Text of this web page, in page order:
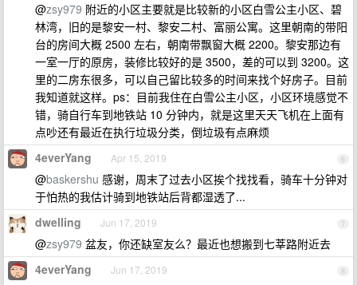
@zsy979 附近的小区主要就是比较新的小区白雪公主小区、碧
林湾，旧的是黎安一村、黎安二村、富丽公寓。这里朝南的带阳
台的房间大概 2500 左右，朝南带飘窗大概 2200。黎安那边有
一室一厅的原房，装修比较好的是 3500，差的可以到 3200。这
里的二房东很多，可以自己留比较多的时间来找个好房子。目前
我知道就这样。ps：目前我住在白雪公主小区，小区环境感觉不
错，骑自行车到地铁站 10 分钟内，就是这里天天飞机在上面有
点吵还有最近在执行垃圾分类，倒垃圾有点麻烦
6
4everYang Apr 15, 2019
@baskershu 感谢，周末了过去小区挨个找找看，骑车十分钟对
于怕热的我估计骑到地铁站后背都湿透了...
7
dwelling Jun 17, 2019
@zsy979 盆友，你还缺室友么？最近也想搬到七莘路附近去
8
4everYang Jun 17, 2019